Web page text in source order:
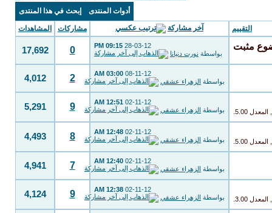
أدوات المنتدى إبحث في هذا المنتدى
التقييم آخر مشاركة مشاركات المشاهدات
28-03-12
09:15 PM
بواسطة نورت دنيانا 0
17,692
08-11-12
03:00 AM
بواسطة الزهراء عشقي 2
4,012
02-11-12
12:51 AM
بواسطة الزهراء عشقي 9
5,291
02-11-12
12:48 AM
بواسطة الزهراء عشقي 8
4,493
02-11-12
12:40 AM
بواسطة الزهراء عشقي 7
4,941
02-11-12
12:38 AM
بواسطة الزهراء عشقي 9
4,124